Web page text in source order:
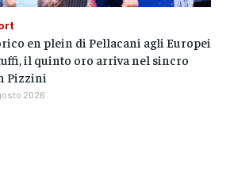
en plein di Pellacani agli Europei
il quinto oro arriva nel sincro
Pizzini
2026